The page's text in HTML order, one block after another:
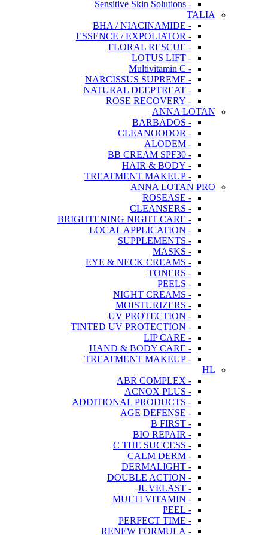
- Sensitive Skin Solutions
TALIA
- BHA / NIACINAMIDE
- ESSENCE / EXPOLIATOR
- FLORAL RESCUE
- LOTUS LIFT
- Multivitamin C
- NARCISSUS SUPREME
- NATURAL DEEPTREAT
- ROSE RECOVERY
ANNA LOTAN
- BARBADOS
- CLEANOODOR
- ALODEM
- BB CREAM SPF30
- HAIR & BODY
- TREATMENT MAKEUP
ANNA LOTAN PRO
- ROSEASE
- CLEANSERS
- BRIGHTENING NIGHT CARE
- LOCAL APPLICATION
- SUPPLEMENTS
- MASKS
- EYE & NECK CREAMS
- TONERS
- PEELS
- NIGHT CREAMS
- MOISTURIZERS
- UV PROTECTION
- TINTED UV PROTECTION
- LIP CARE
- HAND & BODY CARE
- TREATMENT MAKEUP
HL
- ABR COMPLEX
- ACNOX PLUS
- ADDITIONAL PRODUCTS
- AGE DEFENSE
- B FIRST
- BIO REPAIR
- C THE SUCCESS
- CALM DERM
- DERMALIGHT
- DOUBLE ACTION
- JUVELAST
- MULTI VITAMIN
- PEEL
- PERFECT TIME
- RENEW FORMULA